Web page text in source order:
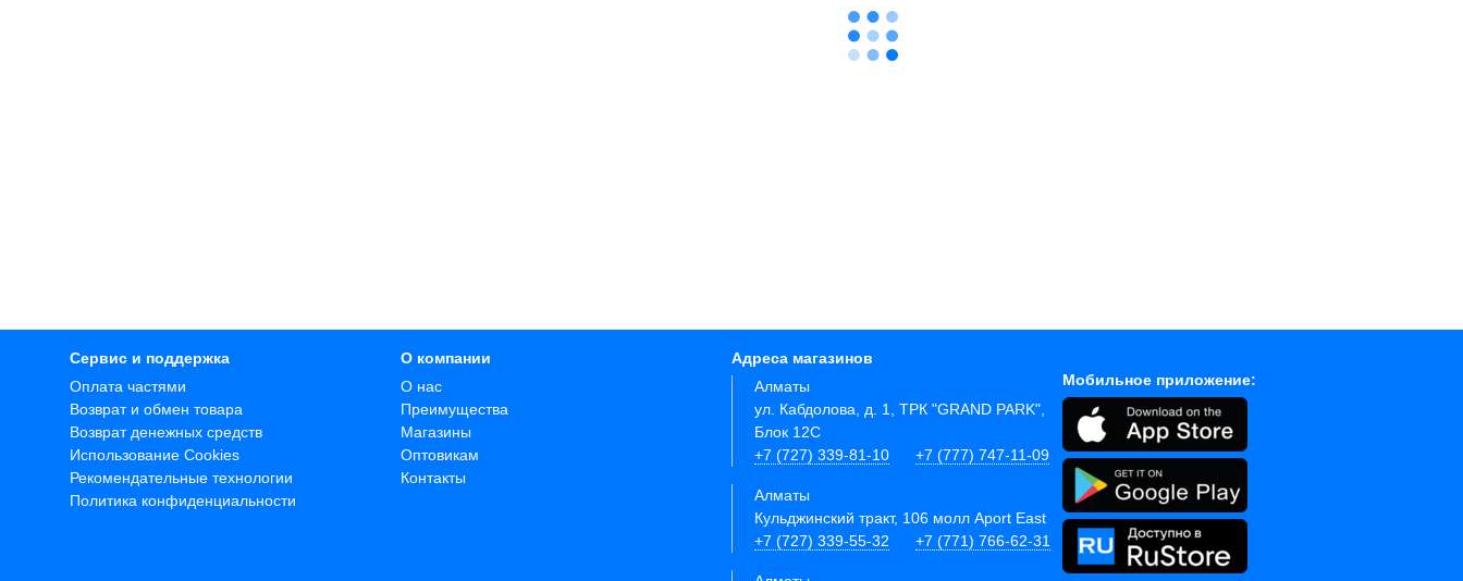
Сервис и поддержка
Оплата частями
Возврат и обмен товара
Возврат денежных средств
Использование Cookies
Рекомендательные технологии
Политика конфиденциальности
О компании
О нас
Преимущества
Магазины
Оптовикам
Контакты
Адреса магазинов
Алматы
ул. Кабдолова, д. 1, ТРК "GRAND PARK",
Блок 12C
+7 (727) 339-81-10
+7 (777) 747-11-09
Алматы
Кульджинский тракт, 106 молл Aport East
+7 (727) 339-55-32
+7 (771) 766-62-31
Мобильное приложение: